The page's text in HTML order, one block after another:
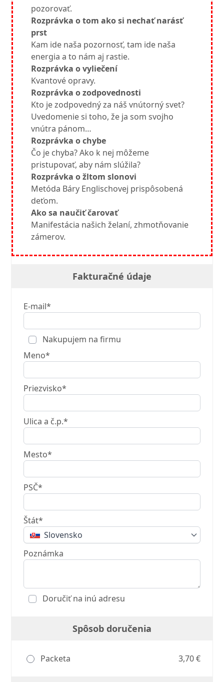
pozorovať.
Rozprávka o tom ako si nechať narásť
prst
Kam ide naša pozornosť, tam ide naša
energia a to nám aj rastie.
Rozprávka o vyliečení
Kvantové opravy.
Rozprávka o zodpovednosti
Kto je zodpovedný za náš vnútorný svet?
Uvedomenie si toho, že ja som svojho
vnútra pánom…
Rozprávka o chybe
Čo je chyba? Ako k nej môžeme
pristupovať, aby nám slúžila?
Rozprávka o žltom slonovi
Metóda Báry Englischovej prispôsobená
deťom.
Ako sa naučiť čarovať
Manifestácia našich želaní, zhmotňovanie
zámerov.
Fakturačné údaje
E-mail*
Nakupujem na firmu
Meno*
Priezvisko*
Ulica a č.p.*
Mesto*
PSČ*
Štát*
Slovensko
Poznámka
Doručiť na inú adresu
Spôsob doručenia
Packeta 3,70 €